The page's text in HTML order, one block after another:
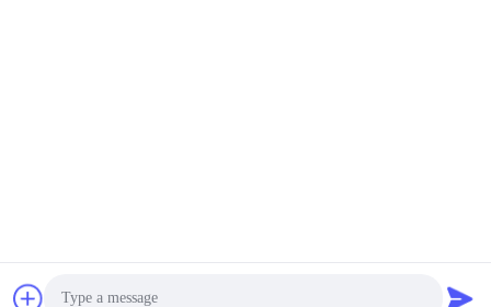
Politique de confidentialité